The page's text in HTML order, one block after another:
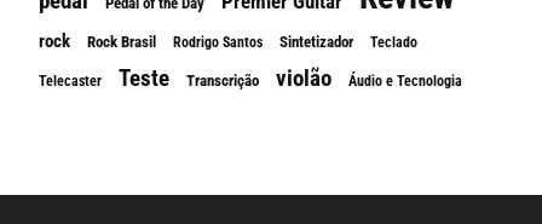
rock Rock Brasil Rodrigo Santos Sintetizador Teclado
Telecaster Teste Transcrição violão Áudio e Tecnologia